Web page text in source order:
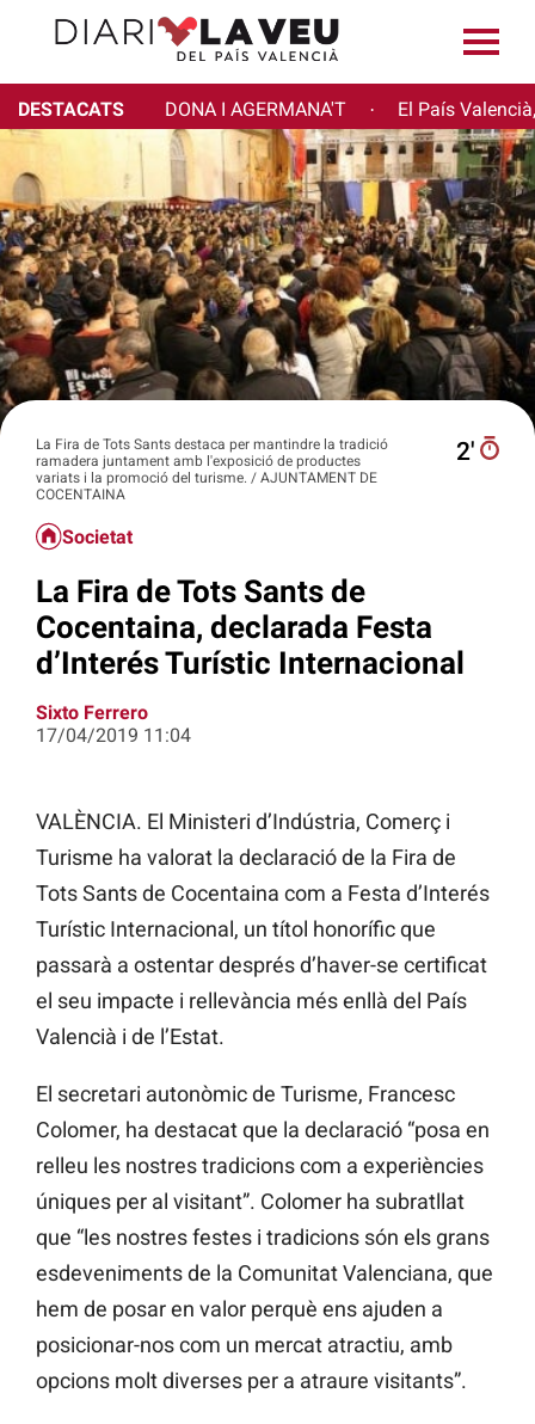
DESTACATS DONA I AGERMANA'T · El País
La Fira de Tots Sants destaca per mantindre la tradició
ramadera juntament amb l'exposició de productes
variats i la promoció del turisme. / AJUNTAMENT DE
COCENTAINA
2′
Societat
La Fira de Tots Sants de
Cocentaina, declarada Festa
d’Interés Turístic Internacional
Sixto Ferrero
17/04/2019 11:04
VALÈNCIA. El Ministeri d’Indústria, Comerç i
Turisme ha valorat la declaració de la Fira de
Tots Sants de Cocentaina com a Festa d’Interés
Turístic Internacional, un títol honorífic que
passarà a ostentar després d’haver-se certificat
el seu impacte i rellevància més enllà del País
Valencià i de l’Estat.
El secretari autonòmic de Turisme, Francesc
Colomer, ha destacat que la declaració “posa en
relleu les nostres tradicions com a experiències
úniques per al visitant”. Colomer ha subratllat
que “les nostres festes i tradicions són els grans
esdeveniments de la Comunitat Valenciana, que
hem de posar en valor perquè ens ajuden a
posicionar-nos com un mercat atractiu, amb
opcions molt diverses per a atraure visitants”.